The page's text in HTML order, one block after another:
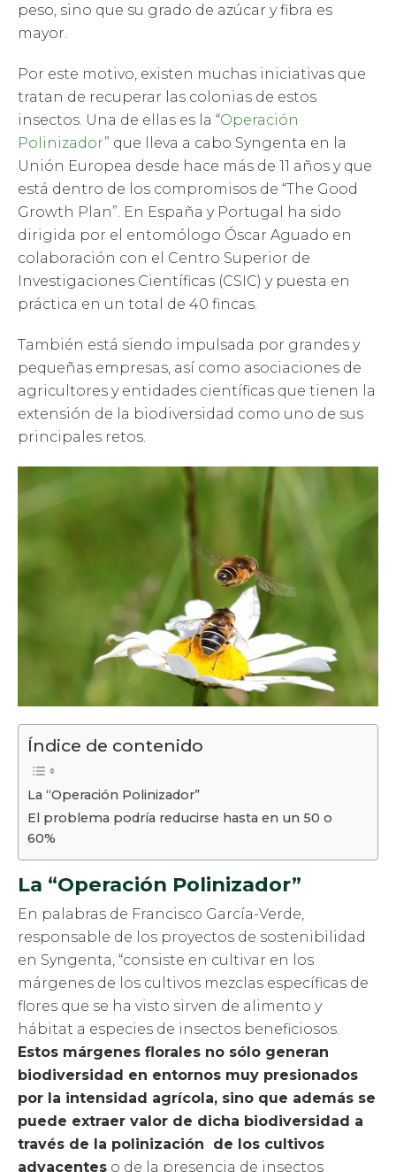
peso, sino que su grado de azúcar y fibra es
mayor.
Por este motivo, existen muchas iniciativas que
tratan de recuperar las colonias de estos
insectos. Una de ellas es la “Operación
Polinizador” que lleva a cabo Syngenta en la
Unión Europea desde hace más de 11 años y que
está dentro de los compromisos de “The Good
Growth Plan”. En España y Portugal ha sido
dirigida por el entomólogo Óscar Aguado en
colaboración con el Centro Superior de
Investigaciones Científicas (CSIC) y puesta en
práctica en un total de 40 fincas.
También está siendo impulsada por grandes y
pequeñas empresas, así como asociaciones de
agricultores y entidades científicas que tienen la
extensión de la biodiversidad como uno de sus
principales retos.
Índice de contenido
La “Operación Polinizador”
El problema podría reducirse hasta en un 50 o
60%
La “Operación Polinizador”
En palabras de Francisco García-Verde,
responsable de los proyectos de sostenibilidad
en Syngenta, “consiste en cultivar en los
márgenes de los cultivos mezclas específicas de
flores que se ha visto sirven de alimento y
hábitat a especies de insectos beneficiosos.
Estos márgenes florales no sólo generan
biodiversidad en entornos muy presionados
por la intensidad agrícola, sino que además se
puede extraer valor de dicha biodiversidad a
través de la polinización de los cultivos
adyacentes o de la presencia de insectos